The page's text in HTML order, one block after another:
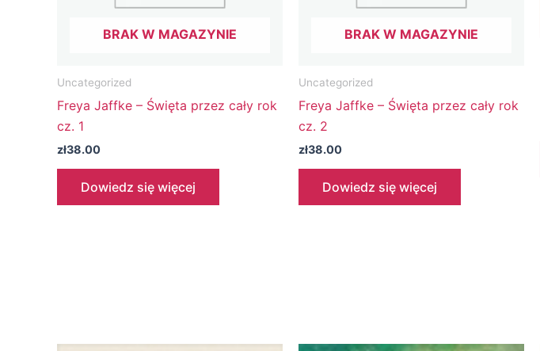
BRAK W MAGAZYNIE
Uncategorized
Freya Jaffke – Święta przez cały rok
cz. 1
zł38.00
Dowiedz się więcej
BRAK W MAGAZYNIE
Uncategorized
Freya Jaffke – Święta przez cały rok
cz. 2
zł38.00
Dowiedz się więcej